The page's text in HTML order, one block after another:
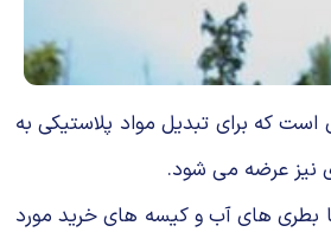
که برای تبدیل مواد پلاستیکی به
نیز عرضه می شود.
بطری های آب و کیسه های خرید مورد